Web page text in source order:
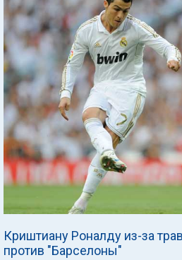
Криштиану Роналду из-за
против "Барселоны"